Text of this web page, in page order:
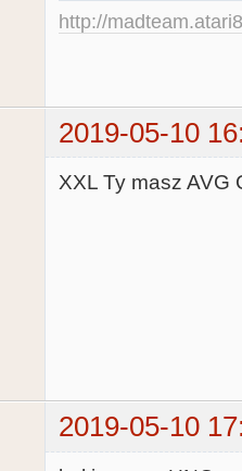
http://
2019-05-10
XXL Ty masz AVG
2019-05-10